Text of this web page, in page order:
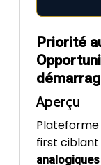
Priorité
Aperçu
first